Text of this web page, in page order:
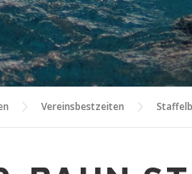
Vereinsbestzeiten